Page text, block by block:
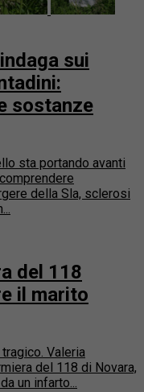
sui
sostanze
sta portando avanti
della Sla, sclerosi
del 118
il marito
Valeria
del 118 di Novara,
un infarto...